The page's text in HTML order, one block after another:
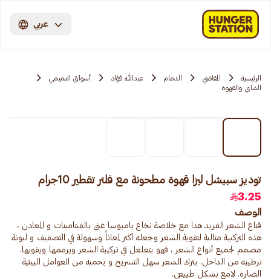
عربي
الرئيسية المقاضي الدمام عبدالله فؤاد
أسواق التميمي
الشاي والقهوة
توديز سبيشل ليزا قهوة مطحونة مع فلتر تقطير 10جرام
3.25
الوصف
قناع الشعر الفريد هذا مع خلاصة نخاع بامبوسا غني بالفيتامينات و المعادن ،
هذه التركيبة مثالية لتقوية الشعر وجعله أكثر لمعاناً وسهولة في التصفيف و ليونة.
مصمم لجميع أنواع الشعر ، فهو يتغلغل في تركيبة الشعر ويرممها ويقويها.
ترطيبه من الداخل. يترك الشعر سهل التسريح و يحميه من العوامل البيئية
الضارة. لامع بشكل طبيعي.